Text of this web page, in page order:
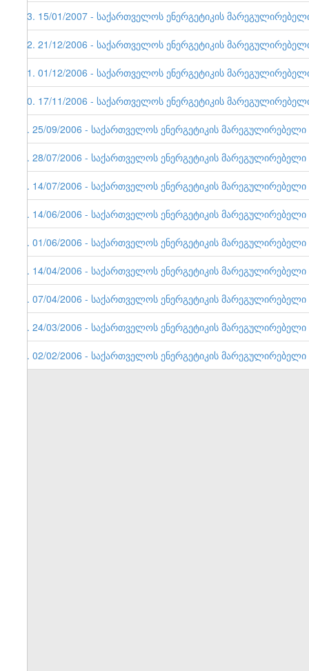
13. 15/01/2007 - საქართველოს ენერგეტიკის
12. 21/12/2006 - საქართველოს ენერგეტიკის
11. 01/12/2006 - საქართველოს ენერგეტიკის
10. 17/11/2006 - საქართველოს ენერგეტიკის
9. 25/09/2006 - საქართველოს ენერგეტიკის
8. 28/07/2006 - საქართველოს ენერგეტიკის
7. 14/07/2006 - საქართველოს ენერგეტიკის
6. 14/06/2006 - საქართველოს ენერგეტიკის
5. 01/06/2006 - საქართველოს ენერგეტიკის
4. 14/04/2006 - საქართველოს ენერგეტიკის
3. 07/04/2006 - საქართველოს ენერგეტიკის
2. 24/03/2006 - საქართველოს ენერგეტიკის
1. 02/02/2006 - საქართველოს ენერგეტიკის